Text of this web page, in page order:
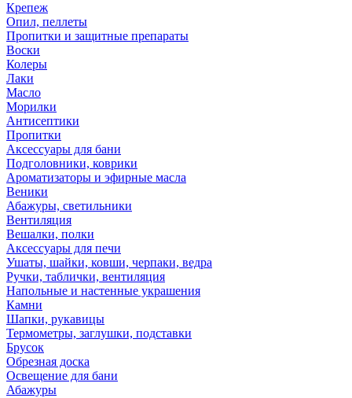
Крепеж
Опил, пеллеты
Пропитки и защитные препараты
Воски
Колеры
Лаки
Масло
Морилки
Антисептики
Пропитки
Аксессуары для бани
Подголовники, коврики
Ароматизаторы и эфирные масла
Веники
Абажуры, светильники
Вентиляция
Вешалки, полки
Аксессуары для печи
Ушаты, шайки, ковши, черпаки, ведра
Ручки, таблички, вентиляция
Напольные и настенные украшения
Камни
Шапки, рукавицы
Термометры, заглушки, подставки
Брусок
Обрезная доска
Освещение для бани
Абажуры